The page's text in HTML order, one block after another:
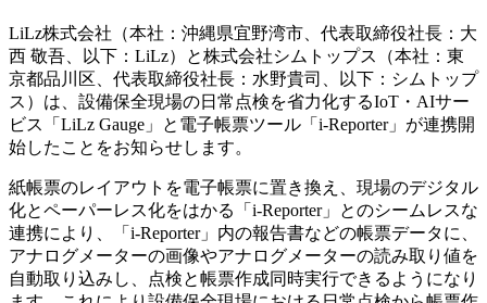
LiLz株式会社（本社：沖縄県宜野湾市、代表取締役社長：大
西 敬吾、以下：LiLz）と株式会社シムトップス（本社：東
京都品川区、代表取締役社長：水野貴司、以下：シムトップ
ス）は、設備保全現場の日常点検を省力化するIoT・AIサー
ビス「LiLz Gauge」と電子帳票ツール「i-Reporter」が連携開
始したことをお知らせします。
紙帳票のレイアウトを電子帳票に置き換え、現場のデジタル
化とペーパーレス化をはかる「i-Reporter」とのシームレスな
連携により、「i-Reporter」内の報告書などの帳票データに、
アナログメーターの画像やアナログメーターの読み取り値を
自動取り込みし、点検と帳票作成同時実行できるようになり